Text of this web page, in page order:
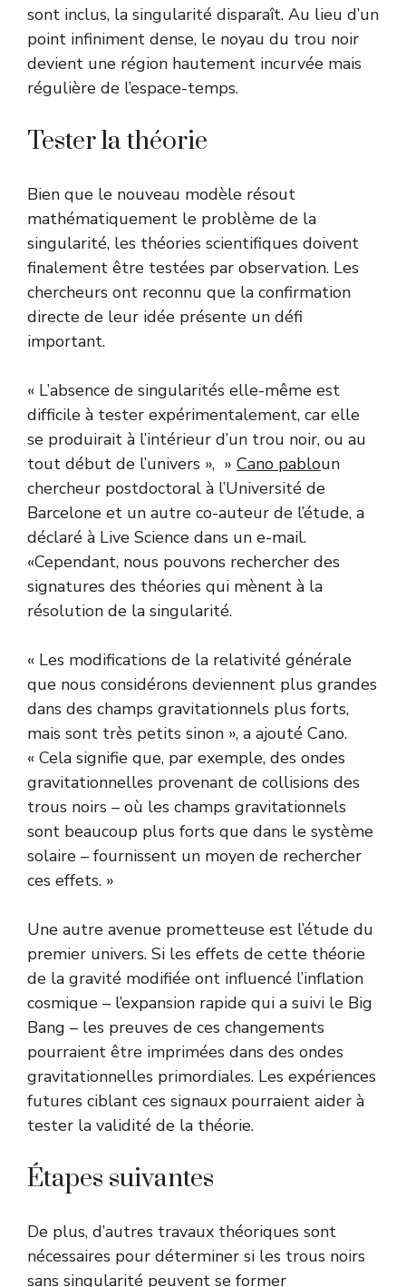
sont inclus, la singularité disparaît. Au lieu d’un
point infiniment dense, le noyau du trou noir
devient une région hautement incurvée mais
régulière de l’espace-temps.
Tester la théorie
Bien que le nouveau modèle résout
mathématiquement le problème de la
singularité, les théories scientifiques doivent
finalement être testées par observation. Les
chercheurs ont reconnu que la confirmation
directe de leur idée présente un défi
important.
« L’absence de singularités elle-même est
difficile à tester expérimentalement, car elle
se produirait à l’intérieur d’un trou noir, ou au
tout début de l’univers », » Cano pabloun
chercheur postdoctoral à l’Université de
Barcelone et un autre co-auteur de l’étude, a
déclaré à Live Science dans un e-mail.
«Cependant, nous pouvons rechercher des
signatures des théories qui mènent à la
résolution de la singularité.
« Les modifications de la relativité générale
que nous considérons deviennent plus grandes
dans des champs gravitationnels plus forts,
mais sont très petits sinon », a ajouté Cano.
« Cela signifie que, par exemple, des ondes
gravitationnelles provenant de collisions des
trous noirs – où les champs gravitationnels
sont beaucoup plus forts que dans le système
solaire – fournissent un moyen de rechercher
ces effets. »
Une autre avenue prometteuse est l’étude du
premier univers. Si les effets de cette théorie
de la gravité modifiée ont influencé l’inflation
cosmique – l’expansion rapide qui a suivi le Big
Bang – les preuves de ces changements
pourraient être imprimées dans des ondes
gravitationnelles primordiales. Les expériences
futures ciblant ces signaux pourraient aider à
tester la validité de la théorie.
Étapes suivantes
De plus, d’autres travaux théoriques sont
nécessaires pour déterminer si les trous noirs
sans singularité peuvent se former